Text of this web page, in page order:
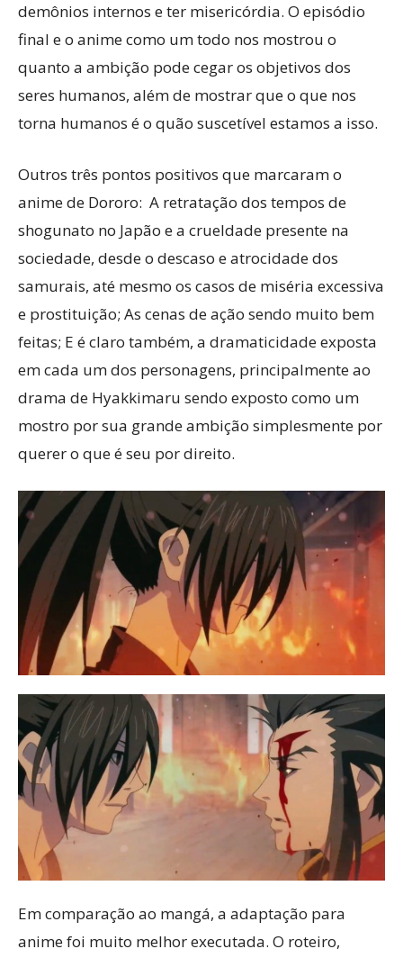
demônios internos e ter misericórdia. O episódio
final e o anime como um todo nos mostrou o
quanto a ambição pode cegar os objetivos dos
seres humanos, além de mostrar que o que nos
torna humanos é o quão suscetível estamos a isso.
Outros três pontos positivos que marcaram o
anime de Dororo: A retratação dos tempos de
shogunato no Japão e a crueldade presente na
sociedade, desde o descaso e atrocidade dos
samurais, até mesmo os casos de miséria excessiva
e prostituição; As cenas de ação sendo muito bem
feitas; E é claro também, a dramaticidade exposta
em cada um dos personagens, principalmente ao
drama de Hyakkimaru sendo exposto como um
mostro por sua grande ambição simplesmente por
querer o que é seu por direito.
Em comparação ao mangá, a adaptação para
anime foi muito melhor executada. O roteiro,